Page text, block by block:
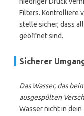
Filters. Kontrolliere
stelle sicher, dass
geöffnet sind.
Sicherer
Das Wasser, das
ausgespülten
Wasser nicht in